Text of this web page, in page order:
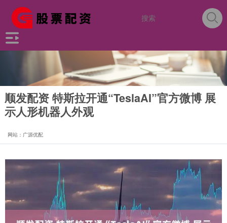
顺发配资 特斯拉开通“TeslaAI”官方微博 展
示人形机器人外观
网站：广源优配